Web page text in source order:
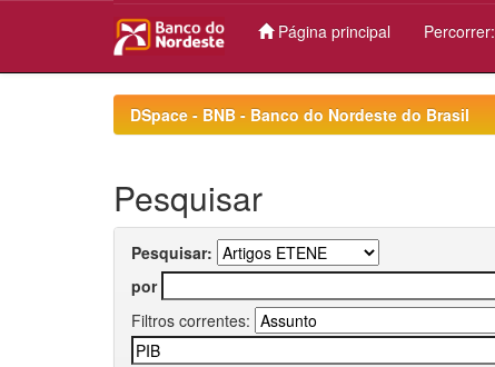
Página principal Percorrer:
DSpace - BNB - Banco do Nordeste do Brasil
Pesquisar
Pesquisar:
por
Filtros correntes: